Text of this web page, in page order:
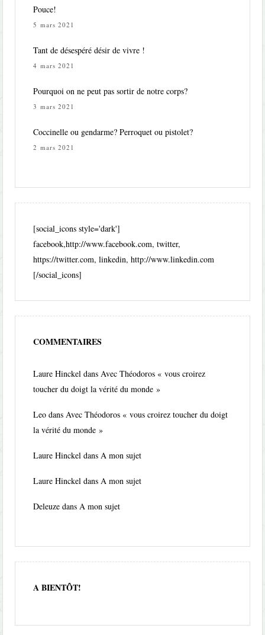
Pouce!
5 mars 2021
Tant de désespéré désir de vivre !
4 mars 2021
Pourquoi on ne peut pas sortir de notre corps?
3 mars 2021
Coccinelle ou gendarme? Perroquet ou pistolet?
2 mars 2021
[social_icons style='dark']
facebook,http://www.facebook.com, twitter,
https://twitter.com, linkedin, http://www.linkedin.com
[/social_icons]
COMMENTAIRES
Laure Hinckel dans Avec Théodoros « vous croirez
toucher du doigt la vérité du monde »
Leo dans Avec Théodoros « vous croirez toucher du doigt
la vérité du monde »
Laure Hinckel dans A mon sujet
Laure Hinckel dans A mon sujet
Deleuze dans A mon sujet
A BIENTÔT!